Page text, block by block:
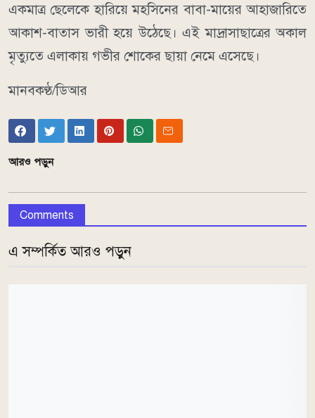
একমাত্র ছেলেকে হারিয়ে মহসিনের বাবা-মায়ের আহাজারিতে
আকাশ-বাতাস ভারী হয়ে উঠেছে। এই মাদ্রাসাছাত্রের অকাল
মৃত্যুতে এলাকায় গভীর শোকের ছায়া নেমে এসেছে।
মানবকণ্ঠ/ডিআর
আরও পড়ুন
Comments
এ সম্পর্কিত আরও পড়ুন